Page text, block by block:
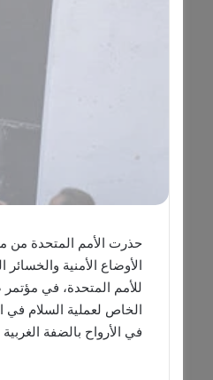
حذرت الأمم المتحدة من
الأوضاع الأمنية
للأمم المتحدة، في
الخاص لعملية السلام في
في الأرواح بالضفة الغربية